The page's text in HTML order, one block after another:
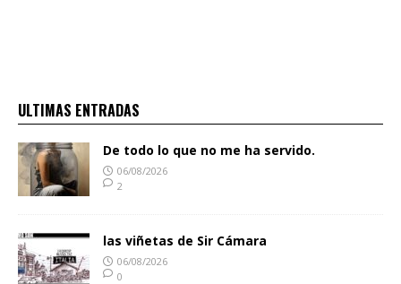
ULTIMAS ENTRADAS
De todo lo que no me ha servido.
06/08/2026
2
las viñetas de Sir Cámara
06/08/2026
0